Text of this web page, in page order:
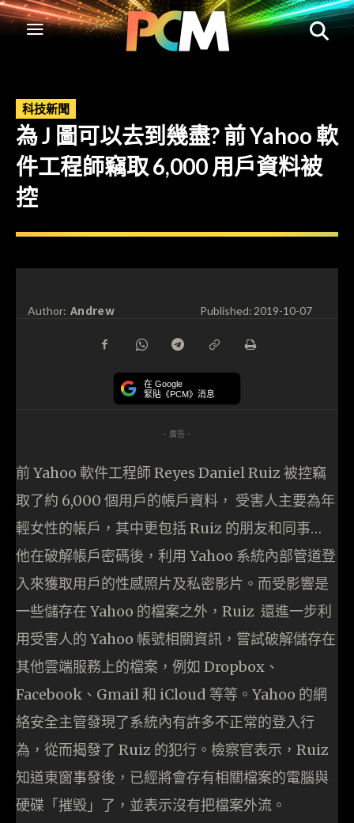
科技新聞
為 J 圖可以去到幾盡? 前 Yahoo 軟
件工程師竊取 6,000 用戶資料被
控
Author: Andrew Published:2019-10-07
在 Google
緊貼《PCM》消息
- 廣告 -
前 Yahoo 軟件工程師 Reyes Daniel Ruiz 被控竊
取了約 6,000 個用戶的帳戶資料， 受害人主要為年
輕女性的帳戶，其中更包括 Ruiz 的朋友和同事…
他在破解帳戶密碼後，利用 Yahoo 系統內部管道登
入來獲取用戶的性感照片及私密影片。而受影響是
一些儲存在 Yahoo 的檔案之外，Ruiz 還進一步利
用受害人的 Yahoo 帳號相關資訊，嘗試破解儲存在
其他雲端服務上的檔案，例如 Dropbox、
Facebook、Gmail 和 iCloud 等等。Yahoo 的網
絡安全主管發現了系統內有許多不正常的登入行
為，從而揭發了 Ruiz 的犯行。檢察官表示，Ruiz
知道東窗事發後，已經將會存有相關檔案的電腦與
硬碟「摧毀」了，並表示沒有把檔案外流。